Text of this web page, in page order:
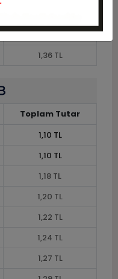
1,34 TL
1,36 TL
Toplam Tutar
1,10 TL
1,10 TL
1,18 TL
1,20 TL
1,22 TL
1,24 TL
1,27 TL